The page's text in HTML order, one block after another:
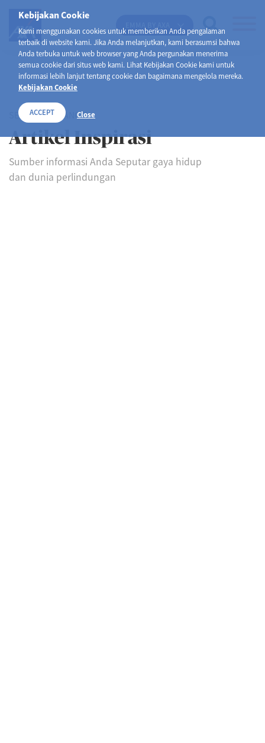
Kebijakan Cookie
Kami menggunakan cookies untuk memberikan Anda pengalaman
terbaik di website kami. Jika Anda melanjutkan, kami berasumsi bahwa
Anda terbuka untuk web browser yang Anda pergunakan menerima
semua cookie dari situs web kami. Lihat Kebijakan Cookie kami untuk
informasi lebih lanjut tentang cookie dan bagaimana mengelola mereka.
Kebijakan Cookie
ACCEPT Close
SELAMAT DATANG DI
Artikel Inspirasi
Sumber informasi Anda Seputar gaya hidup
dan dunia perlindungan